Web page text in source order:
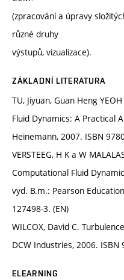
(zpracování a úpravy
různé druhy
výstupů, vizualizace).
ZÁKLADNÍ LITERATURA
TU, Jiyuan, Guan Heng
Fluid Dynamics: A Practical
Heinemann, 2007. ISBN
VERSTEEG, H K a W
Computational Fluid
vyd. B.m.: Pearson
127498-3. (EN)
WILCOX, David C.
DCW Industries, 2006. ISBN
ELEARNING